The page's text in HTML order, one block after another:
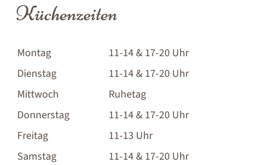
Küchenzeiten
Montag
11-14 & 17-20 Uhr
Dienstag
11-14 & 17-20 Uhr
Mittwoch
Ruhetag
Donnerstag
11-14 & 17-20 Uhr
Freitag
11-13 Uhr
Samstag
11-14 & 17-20 Uhr